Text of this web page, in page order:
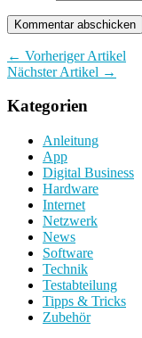
← Vorheriger Artikel
Nächster Artikel →
Kategorien
Anleitung
App
Digital Business
Hardware
Internet
Netzwerk
News
Software
Technik
Testabteilung
Tipps & Tricks
Zubehör